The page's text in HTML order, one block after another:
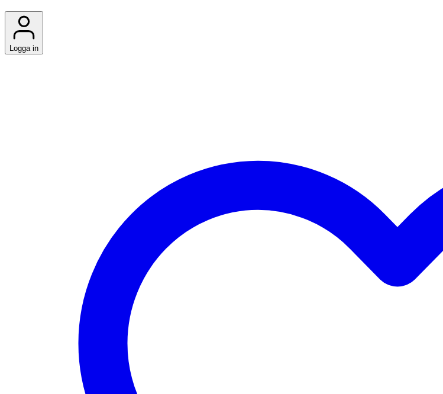
Logga in